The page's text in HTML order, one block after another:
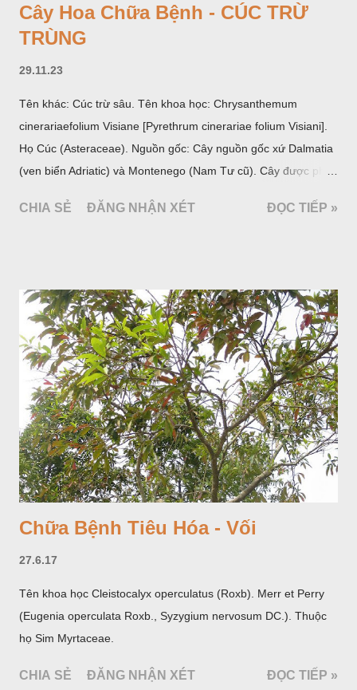
Cây Hoa Chữa Bệnh - CÚC TRỪ
TRÙNG
29.11.23
Tên khác: Cúc trừ sâu. Tên khoa học: Chrysanthemum
cinerariaefolium Visiane [Pyrethrum cinerariae folium Visiani].
Họ Cúc (Asteraceae). Nguồn gốc: Cây nguồn gốc xứ Dalmatia
(ven biển Adriatic) và Montenego (Nam Tư cũ). Cây được phân
trồng để khai thác: Pháp, Nga, Đức, Nam Tư (cũ), sau lan
Tam Đảo (Vĩnh Phúc), đã thu được kết quả ban đầu (những
năm 1560- 70); thường trồng đến năm thứ hai, thứ ba mới hái
hoa; trồng một lần thu hoạch 10 - 20 năm.
CHIA SẺ ĐĂNG NHẬN XÉT ĐỌC TIẾP »
Chữa Bệnh Tiêu Hóa - Vối
27.6.17
Tên khoa học Cleistocalyx operculatus (Roxb). Merr et Perry
(Eugenia operculata Roxb., Syzygium nervosum DC.). Thuộc
họ Sim Myrtaceae.
CHIA SẺ ĐĂNG NHẬN XÉT ĐỌC TIẾP »